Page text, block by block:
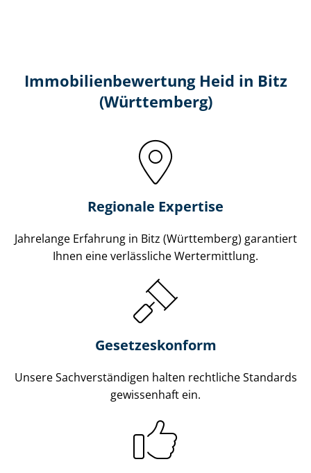
Immobilien­bewertung Heid in Bitz
(Württemberg)
Regionale Expertise
Jahrelange Erfahrung in Bitz (Württemberg) garantiert
Ihnen eine verlässliche Wertermittlung.
Gesetzes­konform
Unsere Sach­ver­stän­di­gen halten rechtliche Standards
gewissenhaft ein.